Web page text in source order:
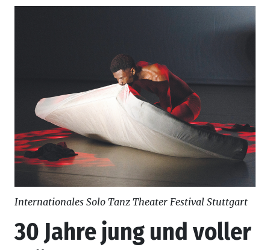
Internationales Solo Tanz Theater Festival Stuttgart
30 Jahre jung und voller